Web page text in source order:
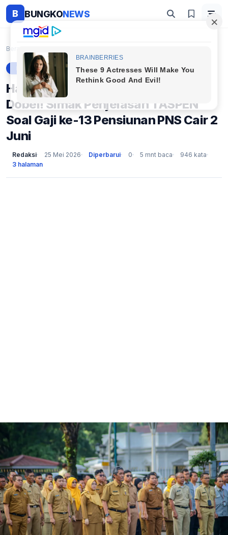
B BUNGKONEWS
Beranda
BERITA
Hanya Golongan Ini yang Terima
Dobel! Simak Penjelasan TASPEN
Soal Gaji ke-13 Pensiunan PNS Cair 2
Juni
Redaksi 25 Mei 2026 Diperbarui 0 5 mnt baca
946 kata
3 halaman